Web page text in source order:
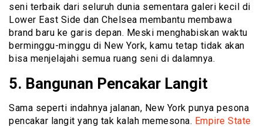
seni terbaik dari seluruh dunia sementara galeri kecil di
Lower East Side dan Chelsea membantu membawa
brand baru ke garis depan. Meski menghabiskan waktu
berminggu-minggu di New York, kamu tetap tidak akan
bisa menjelajahi semua ruang seni di dalamnya.
5. Bangunan Pencakar Langit
Sama seperti indahnya jalanan, New York punya pesona
pencakar langit yang tak kalah memesona. Empire State